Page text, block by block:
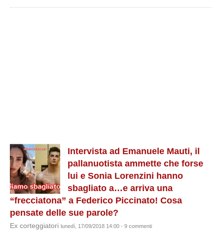
Intervista ad Emanuele Mauti, il
pallanuotista ammette che forse
lui e Sonia Lorenzini hanno
sbagliato a…e arriva una
“frecciatona” a Federico Piccinato! Cosa
pensate delle sue parole?
Ex corteggiatori lunedì, 17/09/2018 14:00 - 9 commenti